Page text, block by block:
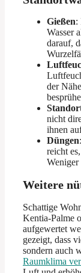
Gießen:
Wasser
darauf,
der
nicht
ihnen
Düngen
reicht
Weniger
Weitere
Schattige
Kentia-Palme
aufgewertet
gezeigt, dass
sondern auch
Raumklima